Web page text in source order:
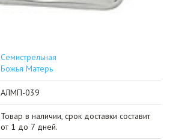
Семистрельная
Божья Матерь
АЛМП-039
Товар в наличии, срок доставки составит
от 1 до 7 дней.